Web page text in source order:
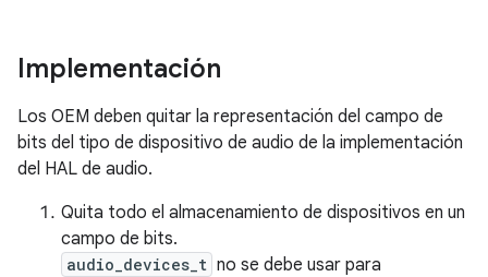
Implementación
Los OEM deben quitar la representación del campo de
bits del tipo de dispositivo de audio de la implementación
del HAL de audio.
Quita todo el almacenamiento de dispositivos en un
campo de bits.
audio_devices_t no se debe usar para